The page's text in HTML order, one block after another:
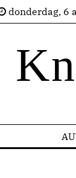
donderdag, 6